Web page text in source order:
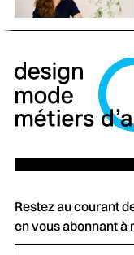
Restez au courant
en vous abonnant à